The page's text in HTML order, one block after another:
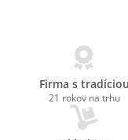
Firma s tradíciou
21 rokov na trhu